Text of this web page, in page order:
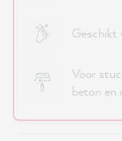
Geschikt
Voor
beton en